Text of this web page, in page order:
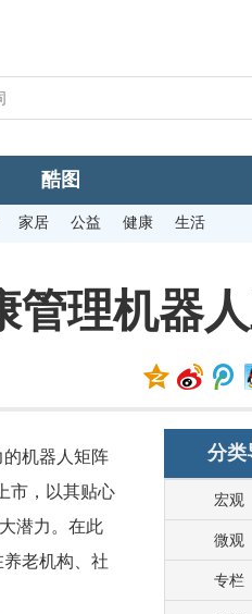
酷图
家居 公益 健康 生活
管理机器
机器人矩阵
市，以其贴心
潜力。在此
老机构、社
分类
宏观
微观
专栏